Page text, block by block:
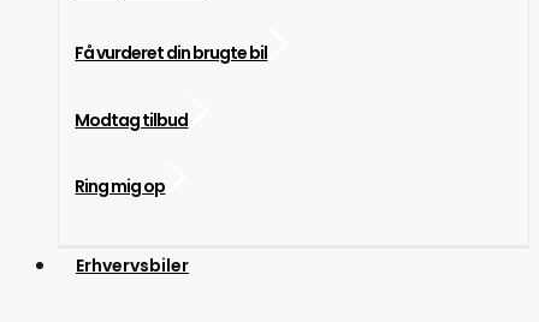
Få vurderet din brugte bil
Modtag tilbud
Ring mig op
Erhvervsbiler